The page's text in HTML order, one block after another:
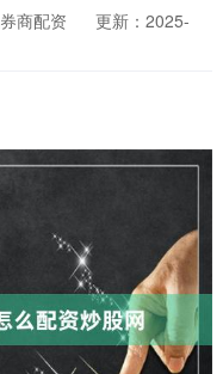
商配资
更新：2025-